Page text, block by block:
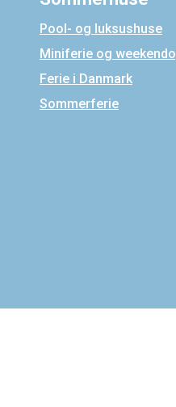
Pool- og luksushuse
Miniferie og
Ferie i Danmark
Sommerferie